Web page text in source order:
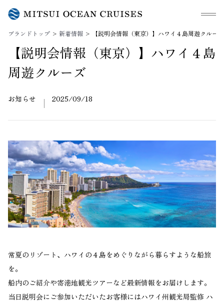
メニュ
ブランドトップ 新着情報 【説明会情報（東京）】ハワイ４島周遊クルーズ
【説明会情報（東京）】ハワイ４島
周遊クルーズ
お知らせ 2025/09/18
常夏のリゾート、ハワイの４島をめぐりながら暮らすような船旅
を。
船内のご紹介や寄港地観光ツアーなど最新情報をお届けします。
当日説明会にご参加いただいたお客様にはハワイ州観光局監修 ハ